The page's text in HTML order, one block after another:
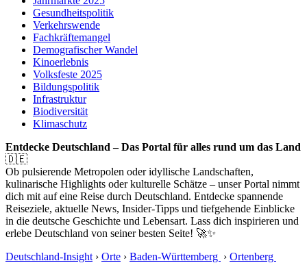
Gesundheitspolitik
Verkehrswende
Fachkräftemangel
Demografischer Wandel
Kinoerlebnis
Volksfeste 2025
Bildungspolitik
Infrastruktur
Biodiversität
Klimaschutz
Entdecke Deutschland – Das Portal für alles rund um das Land
🇩🇪
Ob pulsierende Metropolen oder idyllische Landschaften,
kulinarische Highlights oder kulturelle Schätze – unser Portal nimmt
dich mit auf eine Reise durch Deutschland. Entdecke spannende
Reiseziele, aktuelle News, Insider-Tipps und tiefgehende Einblicke
in die deutsche Geschichte und Lebensart. Lass dich inspirieren und
erlebe Deutschland von seiner besten Seite! 🚀✨
Deutschland-Insight › Orte › Baden-Württemberg › Ortenberg